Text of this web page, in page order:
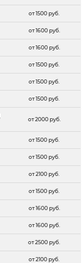
от 1500 руб.
от 1600 руб.
от 1600 руб.
от 1500 руб.
от 1500 руб.
от 1500 руб.
от 2000 руб.
от 1500 руб.
от 1500 руб.
от 2100 руб.
от 1500 руб.
от 1600 руб.
от 1600 руб.
от 2500 руб.
от 2100 руб.